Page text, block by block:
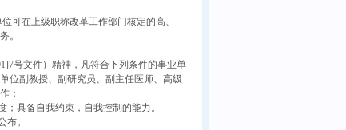
可在上级职称改革工作部门核定的高、
。
号文件）精神，凡符合下列条件的事业单
位副教授、副研究员、副主任医师、高级
：
具备自我约束，自我控制的能力。
。